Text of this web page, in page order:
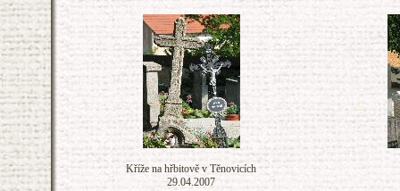
Kříže na hřbitově v Těnovicích
29.04.2007